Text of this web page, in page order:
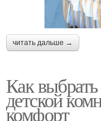
читать дальше →
Как
детской
комфорт